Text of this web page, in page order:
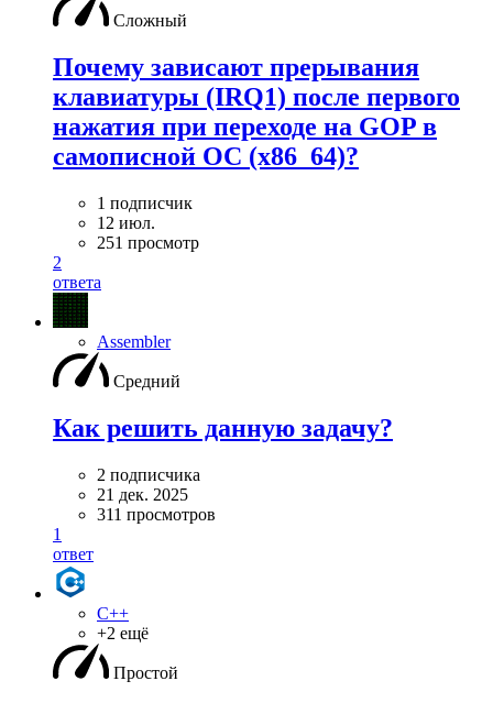
Сложный
Почему зависают прерывания
клавиатуры (IRQ1) после первого
нажатия при переходе на GOP в
самописной ОС (x86_64)?
1 подписчик
12 июл.
251 просмотр
2
ответа
Assembler
Средний
Как решить данную задачу?
2 подписчика
21 дек. 2025
311 просмотров
1
ответ
C++
+2 ещё
Простой